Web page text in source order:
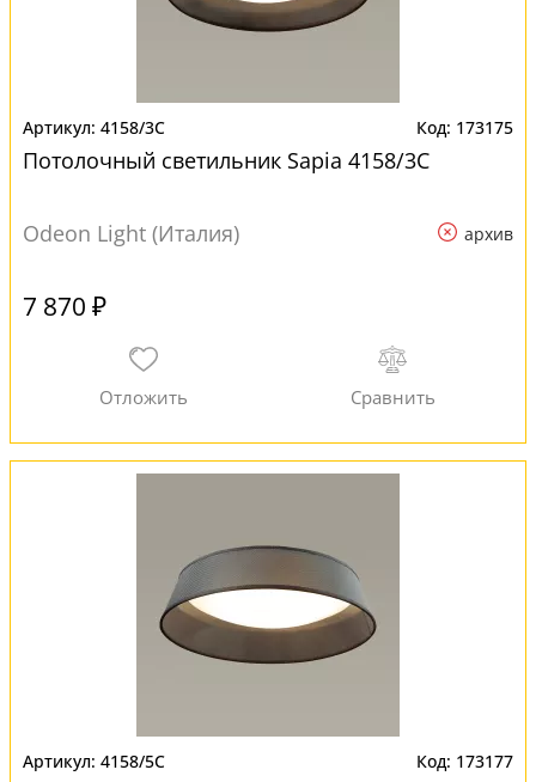
4158/3C 173175
Потолочный светильник Sapia 4158/3C
Odeon Light (Италия) архив
7 870 ₽
4158/5C 173177